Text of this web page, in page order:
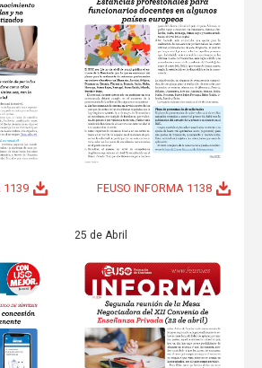
1139 FEUSO INFORMA 1138
25 de Abril